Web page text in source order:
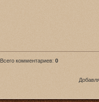
Всего комментариев: 0